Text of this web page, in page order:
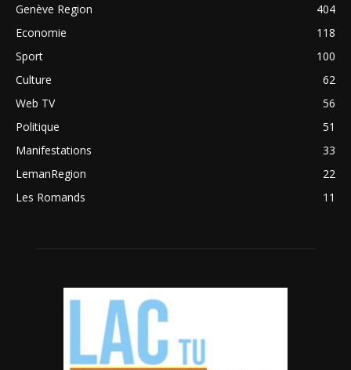
Genève Region
404
Economie
118
Sport
100
Culture
62
Web TV
56
Politique
51
Manifestations
33
LemanRegion
22
Les Romands
11